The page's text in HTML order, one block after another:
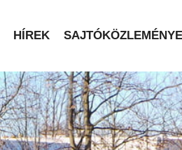
HÍREK